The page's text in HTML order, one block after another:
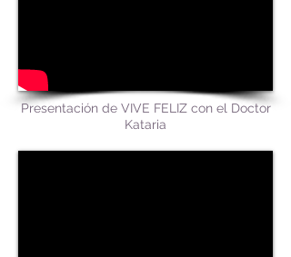
Presentación de VIVE FELIZ con el Doctor
Kataria